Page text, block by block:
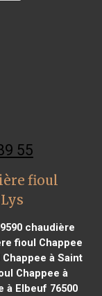
55
fioul
chaudière
fioul Chappee
à Saint
Chappee à
Elbeuf 76500